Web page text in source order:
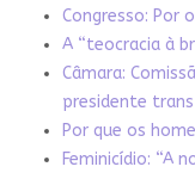
Congresso: Por
A “teocracia à
Câmara:
presidente trans
Por que os
Feminicídio: “A